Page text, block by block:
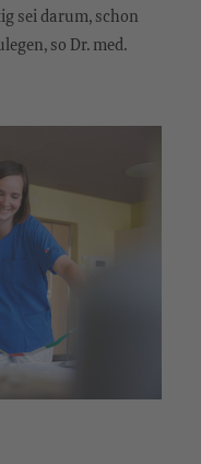
sei darum, schon
so Dr. med.